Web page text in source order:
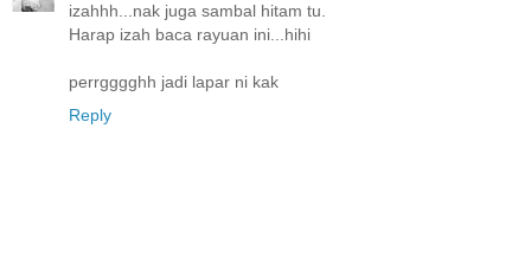
izahhh...nak juga sambal hitam tu.
Harap izah baca rayuan ini...hihi
perrgggghh jadi lapar ni kak
Reply